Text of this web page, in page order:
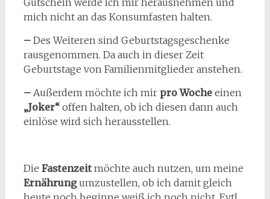
Gutschein werde ich mir herausnehmen und
mich nicht an das Konsumfasten halten.
–Des Weiteren sind Geburtstagsgeschenke
rausgenommen. Da auch in dieser Zeit
Geburtstage von Familienmitglieder anstehen.
–Außerdem möchte ich mirpro Wocheeinen
„Joker“offen halten, ob ich diesen dann auch
einlöse wird sich herausstellen.
Die Fastenzeitmöchte auch nutzen, um meine
Ernährungumzustellen, ob ich damit gleich